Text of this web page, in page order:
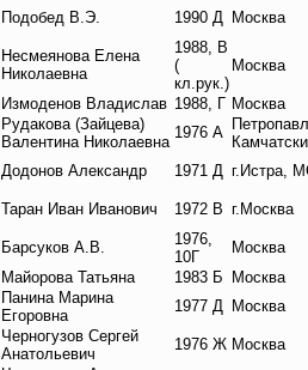
Подобед В.Э. 1990 Д Москва
Несмеянова Елена
Николаевна
1988, В
(
кл.рук.)
Москва
Измоденов Владислав 1988, Г Москва
Рудакова (Зайцева)
Валентина Николаевна
1976 А
Додонов Александр
1971 Д г.Истра,
Таран Иван Иванович 1972 В г.Москва
Барсуков А.В.
1976,
10Г
Москва
Майорова Татьяна
1983 Б
Москва
Панина Марина
Егоровна
1977 Д Москва
Черногузов Сергей
Анатольевич
1976 Ж Москва